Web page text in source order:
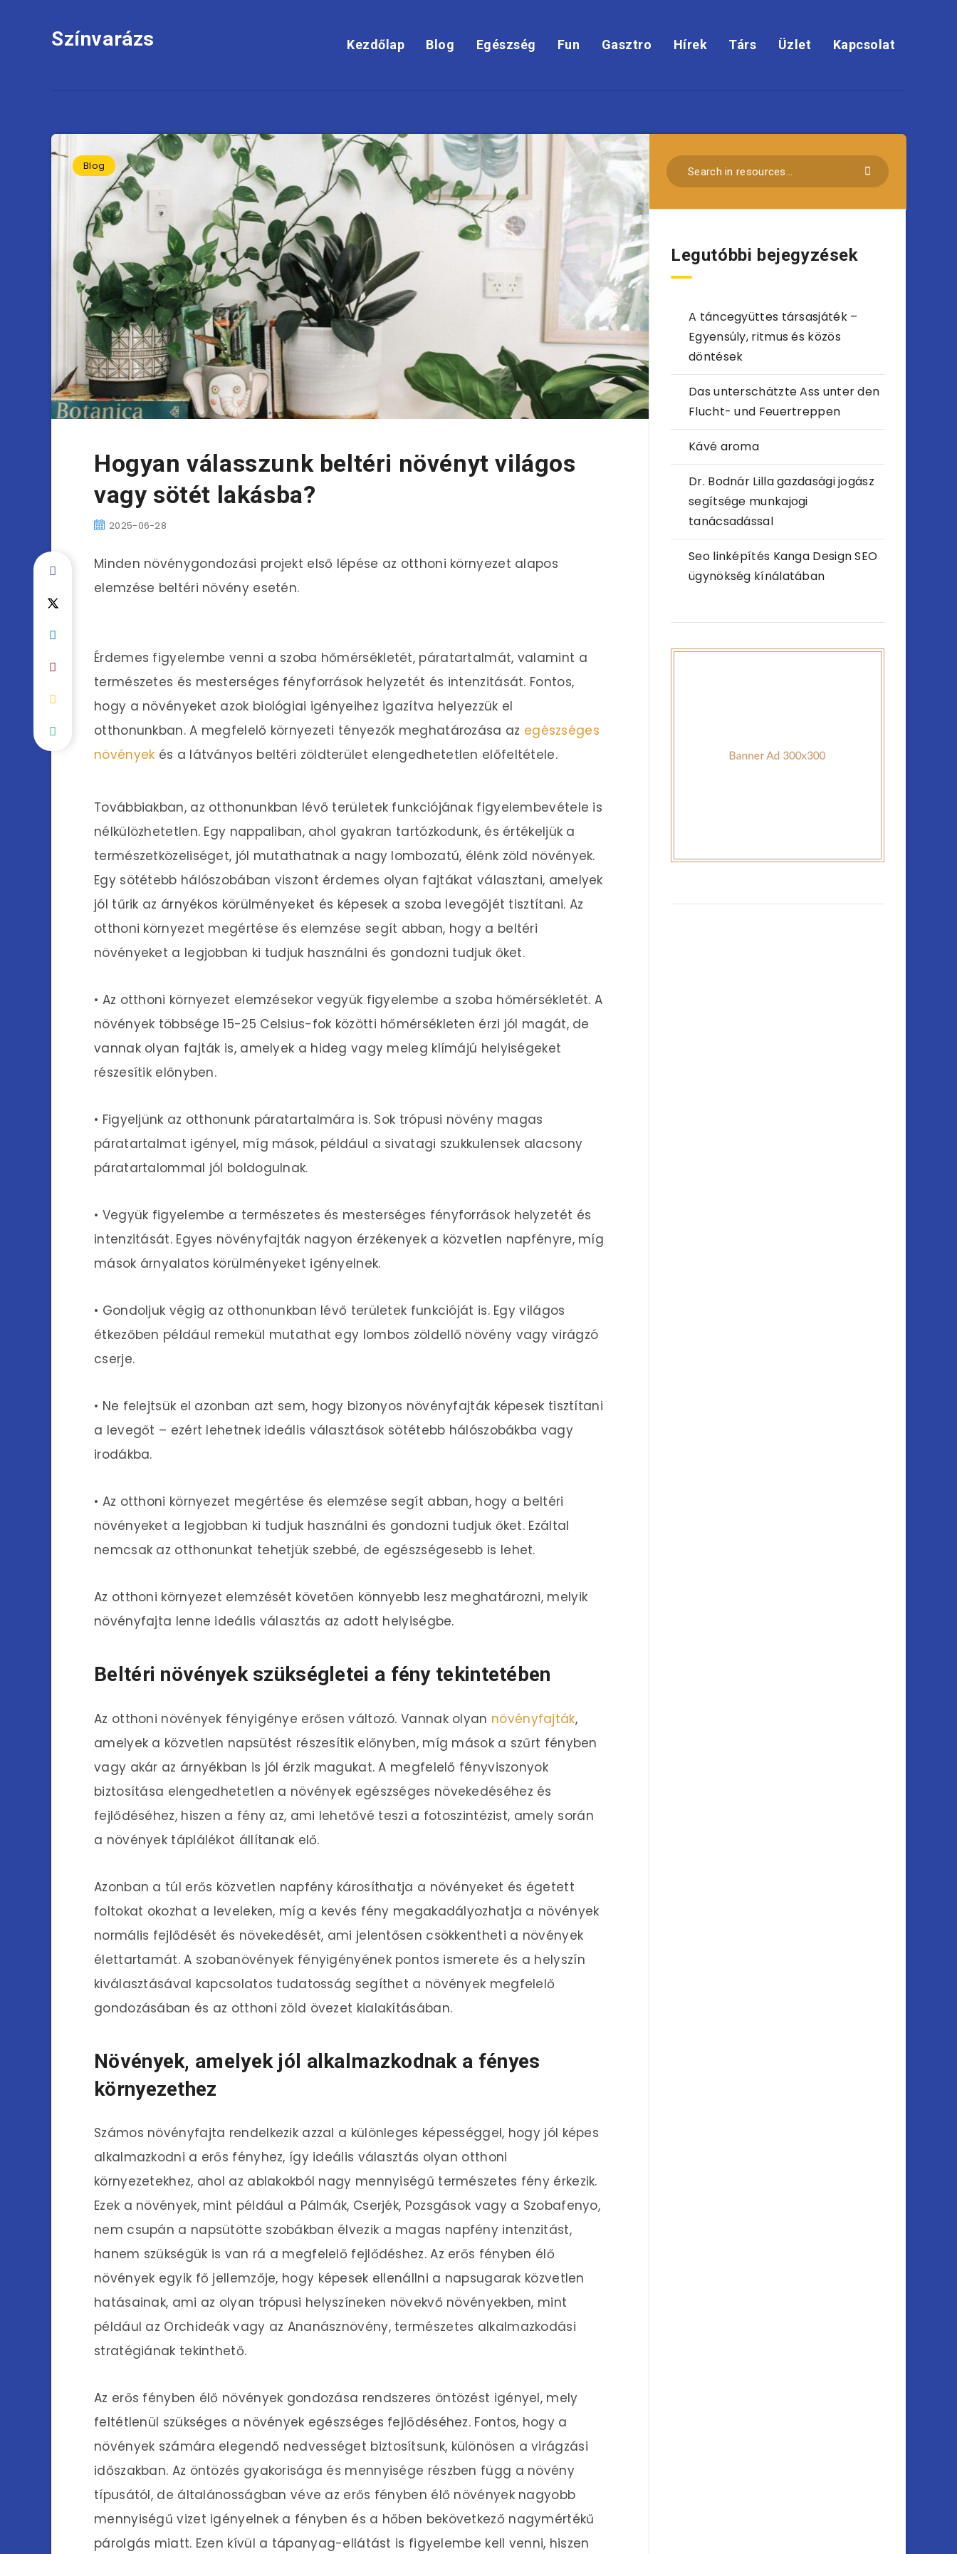
Színvarázs Kezdőlap Blog Egészség Fun Gasztro Hírek Társ Üzlet Kapcsolat
Blog
Hogyan válasszunk beltéri növényt világos
vagy sötét lakásba?
2025-06-28
Minden növénygondozási projekt első lépése az otthoni környezet alapos
elemzése beltéri növény esetén.
Érdemes figyelembe venni a szoba hőmérsékletét, páratartalmát, valamint a
természetes és mesterséges fényforrások helyzetét és intenzitását. Fontos,
hogy a növényeket azok biológiai igényeihez igazítva helyezzük el
otthonunkban. A megfelelő környezeti tényezők meghatározása az egészséges
növények és a látványos beltéri zöldterület elengedhetetlen előfeltétele.
Továbbiakban, az otthonunkban lévő területek funkciójának figyelembevétele is
nélkülözhetetlen. Egy nappaliban, ahol gyakran tartózkodunk, és értékeljük a
természetközeliséget, jól mutathatnak a nagy lombozatú, élénk zöld növények.
Egy sötétebb hálószobában viszont érdemes olyan fajtákat választani, amelyek
jól tűrik az árnyékos körülményeket és képesek a szoba levegőjét tisztítani. Az
otthoni környezet megértése és elemzése segít abban, hogy a beltéri
növényeket a legjobban ki tudjuk használni és gondozni tudjuk őket.
• Az otthoni környezet elemzésekor vegyük figyelembe a szoba hőmérsékletét. A
növények többsége 15-25 Celsius-fok közötti hőmérsékleten érzi jól magát, de
vannak olyan fajták is, amelyek a hideg vagy meleg klímájú helyiségeket
részesítik előnyben.
• Figyeljünk az otthonunk páratartalmára is. Sok trópusi növény magas
páratartalmat igényel, míg mások, például a sivatagi szukkulensek alacsony
páratartalommal jól boldogulnak.
• Vegyük figyelembe a természetes és mesterséges fényforrások helyzetét és
intenzitását. Egyes növényfajták nagyon érzékenyek a közvetlen napfényre, míg
mások árnyalatos körülményeket igényelnek.
• Gondoljuk végig az otthonunkban lévő területek funkcióját is. Egy világos
étkezőben például remekül mutathat egy lombos zöldellő növény vagy virágzó
cserje.
• Ne felejtsük el azonban azt sem, hogy bizonyos növényfajták képesek tisztítani
a levegőt – ezért lehetnek ideális választások sötétebb hálószobákba vagy
irodákba.
• Az otthoni környezet megértése és elemzése segít abban, hogy a beltéri
növényeket a legjobban ki tudjuk használni és gondozni tudjuk őket. Ezáltal
nemcsak az otthonunkat tehetjük szebbé, de egészségesebb is lehet.
Az otthoni környezet elemzését követően könnyebb lesz meghatározni, melyik
növényfajta lenne ideális választás az adott helyiségbe.
Beltéri növények szükségletei a fény tekintetében
Az otthoni növények fényigénye erősen változó. Vannak olyan növényfajták,
amelyek a közvetlen napsütést részesítik előnyben, míg mások a szűrt fényben
vagy akár az árnyékban is jól érzik magukat. A megfelelő fényviszonyok
biztosítása elengedhetetlen a növények egészséges növekedéséhez és
fejlődéséhez, hiszen a fény az, ami lehetővé teszi a fotoszintézist, amely során
a növények táplálékot állítanak elő.
Azonban a túl erős közvetlen napfény károsíthatja a növényeket és égetett
foltokat okozhat a leveleken, míg a kevés fény megakadályozhatja a növények
normális fejlődését és növekedését, ami jelentősen csökkentheti a növények
élettartamát. A szobanövények fényigényének pontos ismerete és a helyszín
kiválasztásával kapcsolatos tudatosság segíthet a növények megfelelő
gondozásában és az otthoni zöld övezet kialakításában.
Növények, amelyek jól alkalmazkodnak a fényes
környezethez
Számos növényfajta rendelkezik azzal a különleges képességgel, hogy jól képes
alkalmazkodni a erős fényhez, így ideális választás olyan otthoni
környezetekhez, ahol az ablakokból nagy mennyiségű természetes fény érkezik.
Ezek a növények, mint például a Pálmák, Cserjék, Pozsgások vagy a Szobafenyo,
nem csupán a napsütötte szobákban élvezik a magas napfény intenzitást,
hanem szükségük is van rá a megfelelő fejlődéshez. Az erős fényben élő
növények egyik fő jellemzője, hogy képesek ellenállni a napsugarak közvetlen
hatásainak, ami az olyan trópusi helyszíneken növekvő növényekben, mint
például az Orchideák vagy az Ananásznövény, természetes alkalmazkodási
stratégiának tekinthető.
Az erős fényben élő növények gondozása rendszeres öntözést igényel, mely
feltétlenül szükséges a növények egészséges fejlődéséhez. Fontos, hogy a
növények számára elegendő nedvességet biztosítsunk, különösen a virágzási
időszakban. Az öntözés gyakorisága és mennyisége részben függ a növény
típusától, de általánosságban véve az erős fényben élő növények nagyobb
mennyiségű vizet igényelnek a fényben és a hőben bekövetkező nagymértékű
párolgás miatt. Ezen kívül a tápanyag-ellátást is figyelembe kell venni, hiszen
Legutóbbi bejegyzések
A táncegyüttes társasjáték –
Egyensúly, ritmus és közös
döntések
Das unterschätzte Ass unter den
Flucht- und Feuertreppen
Kávé aroma
Dr. Bodnár Lilla gazdasági jogász
segítsége munkajogi
tanácsadással
Seo linképítés Kanga Design SEO
ügynökség kínálatában